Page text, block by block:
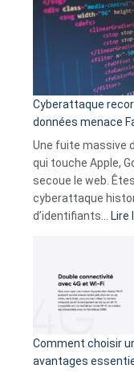
Cyberattaque
données menace
Une fuite massive
qui touche Apple,
secoue le web.
cyberattaque
d’identifiants…
Lire
Comment choisir
avantages